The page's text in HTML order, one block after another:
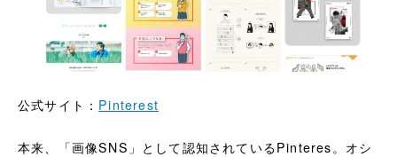
公式サイト： Pinterest
本来、「画像SNS」として認知されているPinteres。オシ